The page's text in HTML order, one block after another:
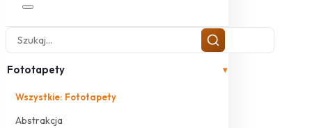
Fototapety ▾
Wszystkie: Fototapety
Abstrakcja